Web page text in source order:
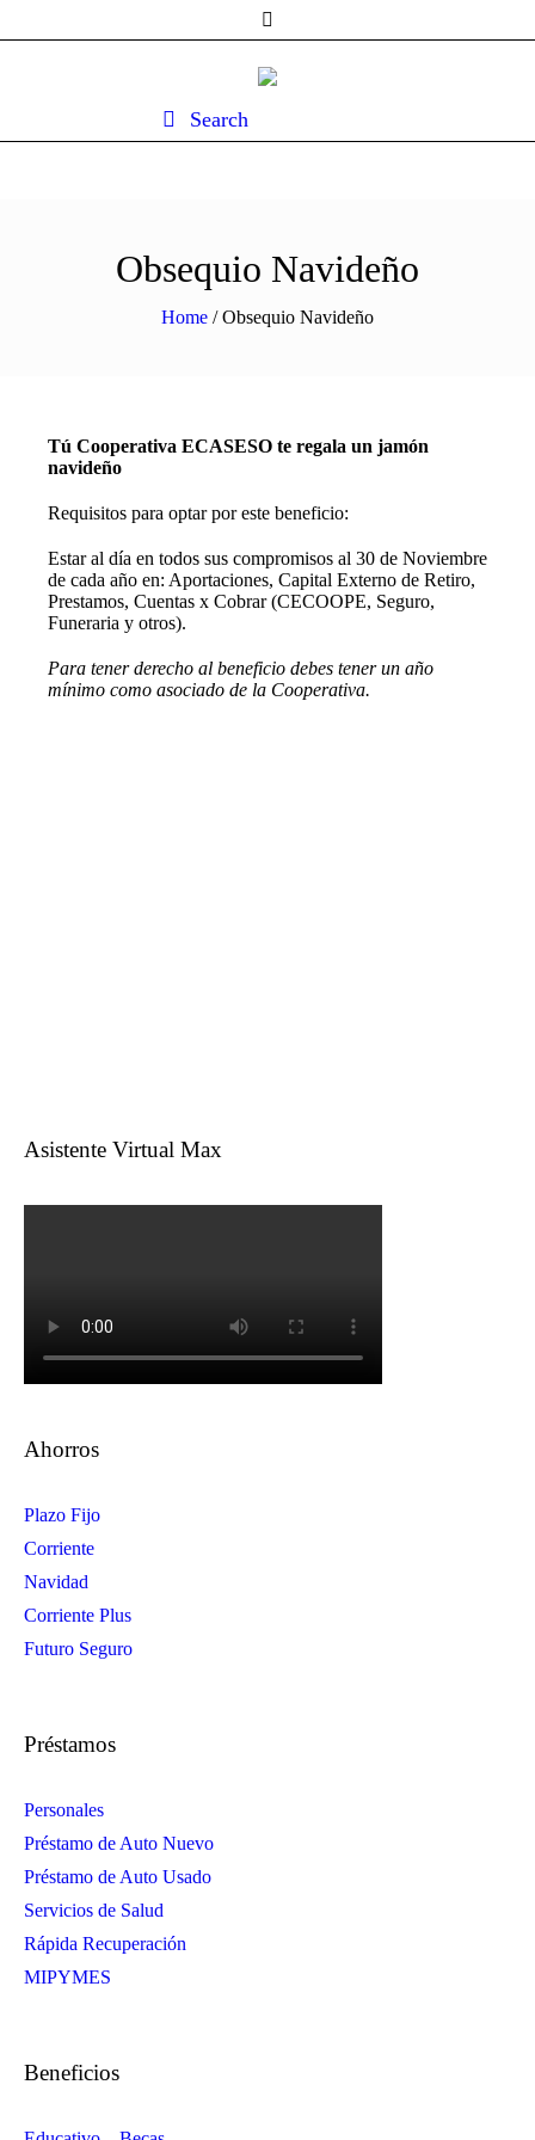
Search
Obsequio Navideño
Home /Obsequio Navideño
Tú Cooperativa ECASESO te regala un jamón
navideño
Requisitos para optar por este beneficio:
Estar al día en todos sus compromisos al 30 de Noviembre
de cada año en: Aportaciones, Capital Externo de Retiro,
Prestamos, Cuentas x Cobrar (CECOOPE, Seguro,
Funeraria y otros).
Para tener derecho al beneficio debes tener un año
mínimo como asociado de la Cooperativa.
Asistente Virtual Max
Ahorros
Plazo Fijo
Corriente
Navidad
Corriente Plus
Futuro Seguro
Préstamos
Personales
Préstamo de Auto Nuevo
Préstamo de Auto Usado
Servicios de Salud
Rápida Recuperación
MIPYMES
Beneficios